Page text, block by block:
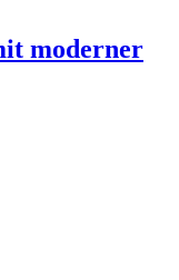
moderner